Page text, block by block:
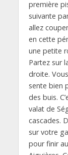
première
suivante
allez
en cette
une petite
Partez sur
droite.
sente bien
des buis.
valat de
cascades.
sur votre
pour finir